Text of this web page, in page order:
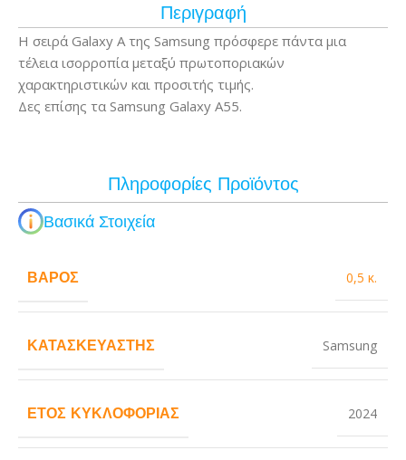
Περιγραφή
Η σειρά Galaxy A της Samsung πρόσφερε πάντα μια
τέλεια ισορροπία μεταξύ πρωτοποριακών
χαρακτηριστικών και προσιτής τιμής.
Δες επίσης τα Samsung Galaxy A55.
Πληροφορίες Προϊόντος
Βασικά Στοιχεία
ΒΆΡΟΣ 0,5 κ.
ΚΑΤΑΣΚΕΥΑΣΤΉΣ Samsung
ΈΤΟΣ ΚΥΚΛΟΦΟΡΊΑΣ 2024